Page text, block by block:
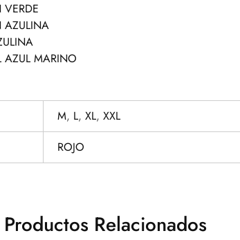
AZULINA
AZUL MARINO
M, L, XL, XXL
ROJO
Productos Relacionados